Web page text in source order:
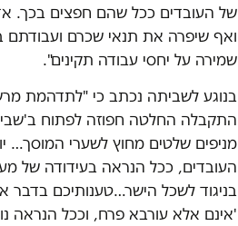
של העובדים ככל שהם חפצים בכך.
ואף שיפרה את תנאי שכרם ועבודתם
שמירה על יחסי עבודה תקינים".
בנוגע לשביתה נכתב כי "לתדהמת
התקבלה החלטה חפוזה לפתוח
מניפים שלטים מחוץ לשערי
בניגוד לשכל הישר…טענותיכם בדבר
'אינם אלא עורבא פרח, וככל הנראה